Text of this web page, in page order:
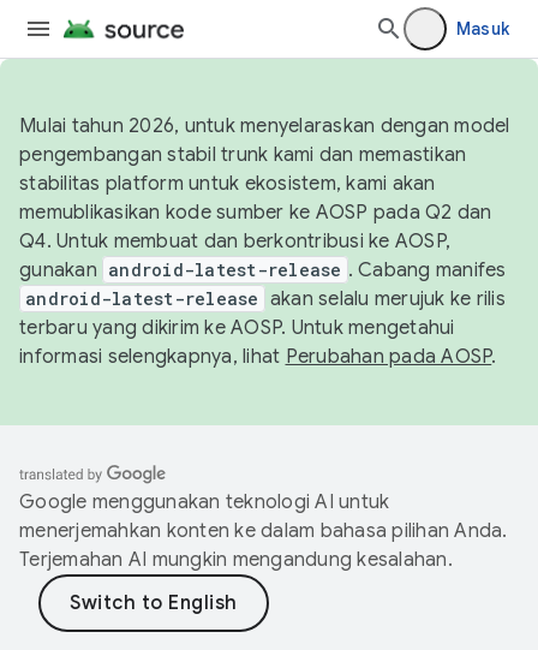
Masuk
Mulai tahun 2026, untuk menyelaraskan dengan model
pengembangan stabil trunk kami dan memastikan
stabilitas platform untuk ekosistem, kami akan
memublikasikan kode sumber ke AOSP pada Q2 dan
Q4. Untuk membuat dan berkontribusi ke AOSP,
gunakan android-latest-release . Cabang manifes
android-latest-release akan selalu merujuk ke rilis
terbaru yang dikirim ke AOSP. Untuk mengetahui
informasi selengkapnya, lihat Perubahan pada AOSP.
Google menggunakan teknologi AI untuk
menerjemahkan konten ke dalam bahasa pilihan Anda.
Terjemahan AI mungkin mengandung kesalahan.